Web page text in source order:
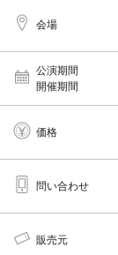
会場
公演期間
開催期間
価格
問い合わせ
販売元